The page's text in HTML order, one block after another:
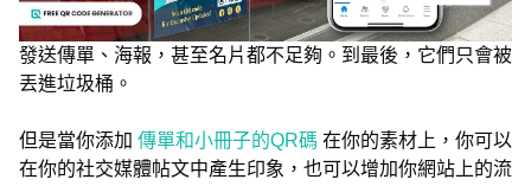
發送傳單、海報，甚至名片都不足夠。到最後，它們只會被
丟進垃圾桶。
但是當你添加 傳單和小冊子的QR碼 在你的素材上，你可以
在你的社交媒體帖文中產生印象，也可以增加你網站上的流